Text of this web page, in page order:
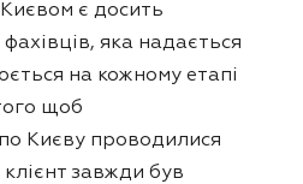
є досить
яка надається
на кожному етапі
щоб
Києву проводилися
завжди був